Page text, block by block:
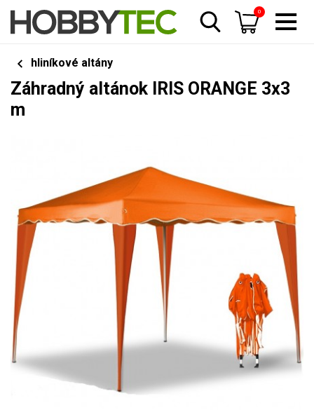
0
hliníkové altány
Záhradný altánok IRIS ORANGE 3x3
m